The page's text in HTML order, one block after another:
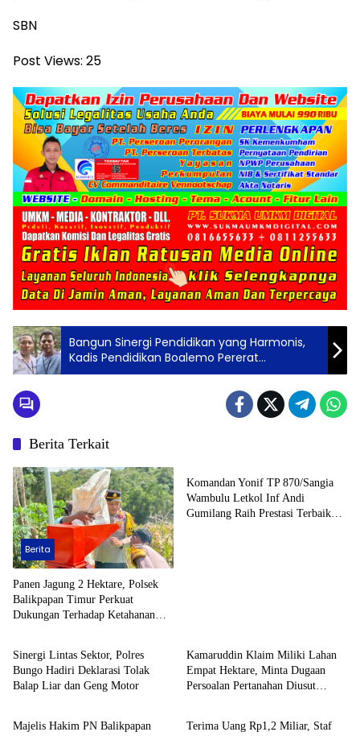
SBN
Post Views: 25
Bangun Sinergi Pendidikan yang Harmonis,
Kadis Pendidikan Boalemo Pererat
Silaturahmi dengan Kepala Sekolah SMAN 1
Berita Terkait
Berita
Panen Jagung 2 Hektare, Polsek
Balikpapan Timur Perkuat
Dukungan Terhadap Ketahanan
Komandan Yonif TP 870/Sangia
Wambulu Letkol Inf Andi
Gumilang Raih Prestasi Terbaik
Berita
Sinergi Lintas Sektor, Polres
Bungo Hadiri Deklarasi Tolak
Balap Liar dan Geng Motor
Kamaruddin Klaim Miliki Lahan
Empat Hektare, Minta Dugaan
Persoalan Pertanahan Diusut
Berita
Majelis Hakim PN Balikpapan
Berita
Terima Uang Rp1,2 Miliar, Staf